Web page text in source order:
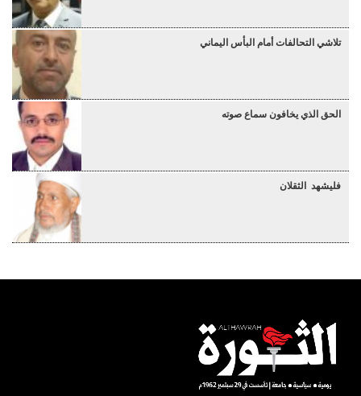
تلاشي التحالفات أمام البأس اليماني
الحق الذي يخافون سماع صوته
فليشهد الثقلان